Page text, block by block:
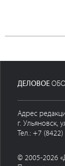
ДЕЛОВОЕ
Адрес
г. Ульяновск,
Тел.: +7
© 2005-2026